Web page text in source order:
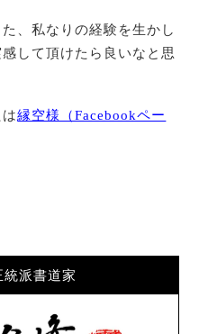
、私なりの経験を生かし
して頂けたら良いなと思
は縁空様（Facebookペー
派書道家